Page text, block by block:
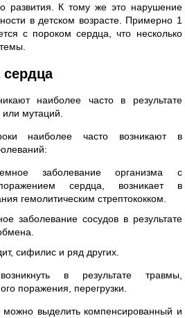
развития. К тому же это нарушение
в детском возрасте. Примерно 1
с пороком сердца, что несколько
наиболее часто в результате
мутаций.
наиболее часто возникают в
заболевание организма с
сердца, возникает в
гемолитическим стрептококком.
заболевание сосудов в результате
сифилис и ряд других.
в результате травмы,
поражения, перегрузки.
можно выделить компенсированный и